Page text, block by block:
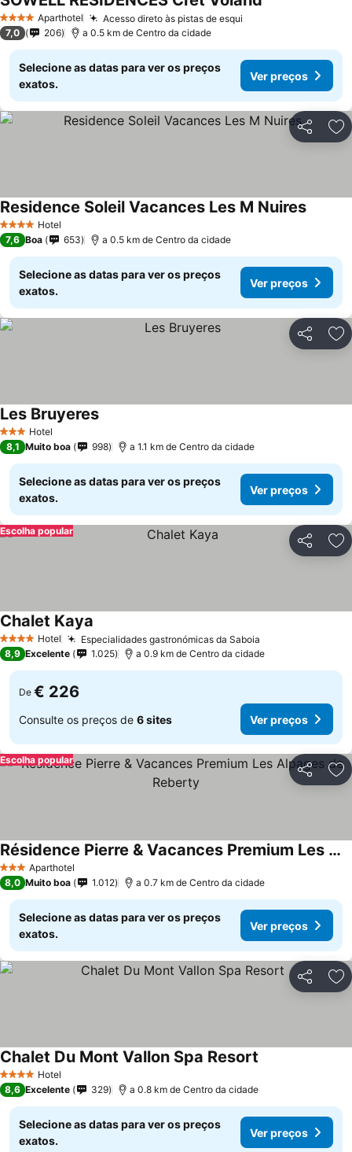
4 EstrelasAparthotel Acesso direto às pistas de esqui
7,0 206 a 0.5 km de Centro da cidade
Selecione as datas para ver os preços
exatos.
Ver preços
Partilhar
4 EstrelasHotel
Residence Soleil Vacances Les M Nuires
7,6 Boa 653 a 0.5 km de Centro da cidade
Selecione as datas para ver os preços
exatos.
Ver preços
Partilhar
3 EstrelasHotel
Les Bruyeres
8,1 Muito boa 998 a 1.1 km de Centro da cidade
Selecione as datas para ver os preços
exatos.
Ver preços
Partilhar
Escolha popular
4 EstrelasHotel Especialidades gastronómicas da Saboia
Chalet Kaya
8,9 Excelente 1.025 a 0.9 km de Centro da cidade
De € 226
Consulte os preços de 6 sites Ver preços
Partilhar
Escolha popular
3 EstrelasAparthotel
Résidence Pierre & Vacances Premium Les Alpages de Reberty
8,0 Muito boa 1.012 a 0.7 km de Centro da cidade
Selecione as datas para ver os preços
exatos.
Ver preços
Partilhar
4 EstrelasHotel
Chalet Du Mont Vallon Spa Resort
8,6 Excelente 329 a 0.8 km de Centro da cidade
Selecione as datas para ver os preços
exatos.
Ver preços